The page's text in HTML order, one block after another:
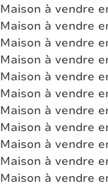
Maison à vendre
Maison à vendre
Maison à vendre
Maison à vendre
Maison à vendre
Maison à vendre
Maison à vendre
Maison à vendre
Maison à vendre
Maison à vendre
Maison à vendre